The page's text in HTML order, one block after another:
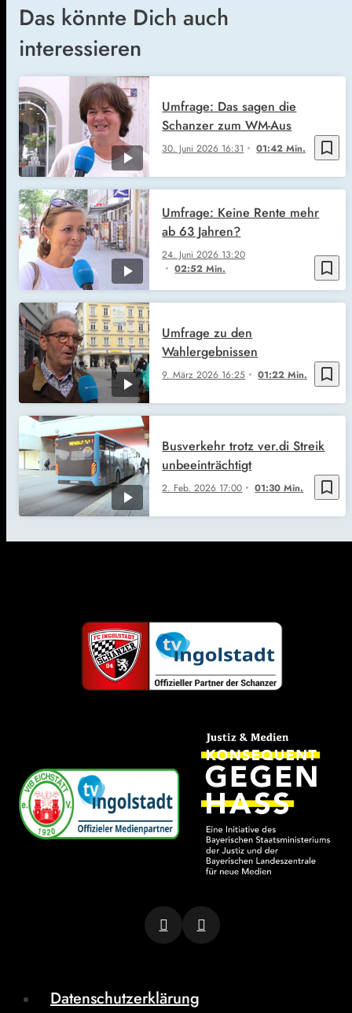
Das könnte Dich auch
interessieren
bookmark_border
30. Juni 2026 16:31 01:42 Min.
Umfrage: Das sagen die
Schanzer zum WM-Aus
bookmark_border
24. Juni 2026 13:20
02:52 Min.
Umfrage: Keine Rente mehr
ab 63 Jahren?
bookmark_border
9. März 2026 16:25 01:22 Min.
Umfrage zu den
Wahlergebnissen
bookmark_border
2. Feb. 2026 17:00 01:30 Min.
Busverkehr trotz ver.di Streik
unbeeinträchtigt
Datenschutzerklärung